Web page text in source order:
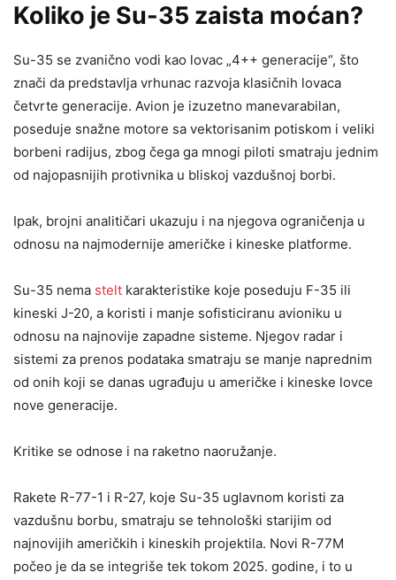
Koliko je Su-35 zaista moćan?
Su-35 se zvanično vodi kao lovac „4++ generacije“, što
znači da predstavlja vrhunac razvoja klasičnih lovaca
četvrte generacije. Avion je izuzetno manevarabilan,
poseduje snažne motore sa vektorisanim potiskom i veliki
borbeni radijus, zbog čega ga mnogi piloti smatraju jednim
od najopasnijih protivnika u bliskoj vazdušnoj borbi.
Ipak, brojni analitičari ukazuju i na njegova ograničenja u
odnosu na najmodernije američke i kineske platforme.
Su-35 nema stelt karakteristike koje poseduju F-35 ili
kineski J-20, a koristi i manje sofisticiranu avioniku u
odnosu na najnovije zapadne sisteme. Njegov radar i
sistemi za prenos podataka smatraju se manje naprednim
od onih koji se danas ugrađuju u američke i kineske lovce
nove generacije.
Kritike se odnose i na raketno naoružanje.
Rakete R-77-1 i R-27, koje Su-35 uglavnom koristi za
vazdušnu borbu, smatraju se tehnološki starijim od
najnovijih američkih i kineskih projektila. Novi R-77M
počeo je da se integriše tek tokom 2025. godine, i to u